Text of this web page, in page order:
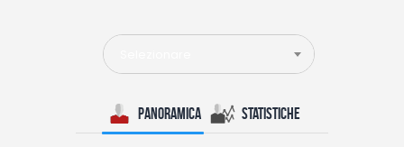
News
Calcio
Basket
Tennis
Panoramica Statistiche